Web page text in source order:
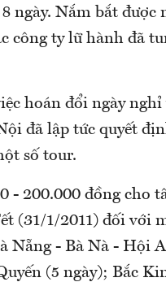
ngày. Nắm bắt được
công ty lữ hành đã
hoán đổi ngày nghỉ
đã lập tức quyết
số tour.
- 200.000 đồng cho
(31/1/2011) đối với
Nẵng - Bà Nà - Hội
(5 ngày); Bắc